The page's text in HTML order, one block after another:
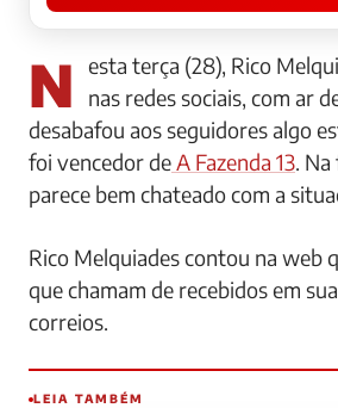
Nesta terça (28), Rico Melquiades apareceu
nas redes sociais, com ar
desabafou aos seguidores algo
foi vencedor deA Fazenda 13.
parece bem chateado com a
Rico Melquiades contou na web
que chamam de recebidos em
correios.
LEIA TAMBÉM